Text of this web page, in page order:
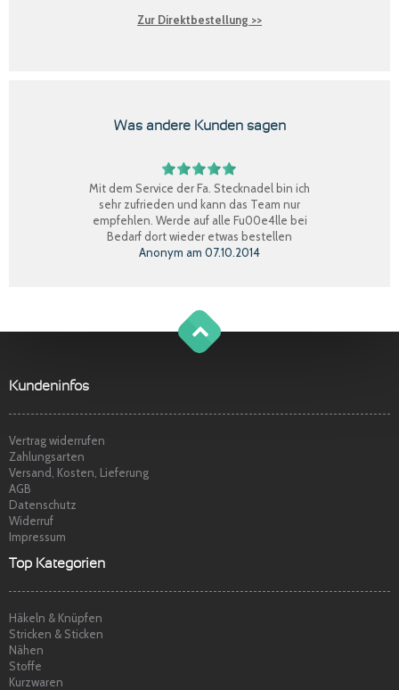
Zur Direktbestellung >>
Was andere Kunden sagen
Mit dem Service der Fa. Stecknadel bin ich
sehr zufrieden und kann das Team nur
empfehlen. Werde auf alle Fu00e4lle bei
Bedarf dort wieder etwas bestellen
Anonym am 07.10.2014
Claudia W.am08.09.2014
Marina S.am22.04.2014
g
o
t
o
o
Kundeninfos
Vertrag widerrufen
Zahlungsarten
Versand, Kosten, Lieferung
AGB
Datenschutz
Widerruf
Impressum
Top Kategorien
Häkeln & Knüpfen
Stricken & Sticken
Nähen
Stoffe
Kurzwaren